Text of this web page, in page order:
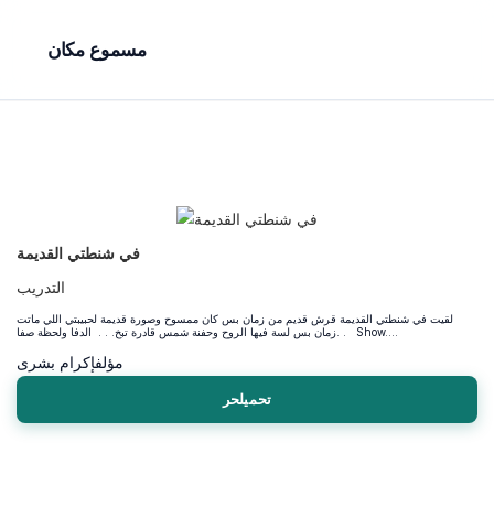
مسموع مكان
في شنطتي القديمة
التدريب
لقيت في شنطتي القديمة قرش قديم من زمان بس كان ممسوح وصورة قديمة لحبيبتي اللي ماتت
زمان بس لسة فيها الروح وحفنة شمس قادرة تبخ. . . الدفا ولحظة صفا. . Show....
مؤلفإكرام بشرى
تحميلحر